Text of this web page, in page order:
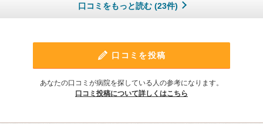
口コミをもっと読む (23件)
口コミを投稿
あなたの口コミが病院を探している人の参考になります。
口コミ投稿について詳しくはこちら